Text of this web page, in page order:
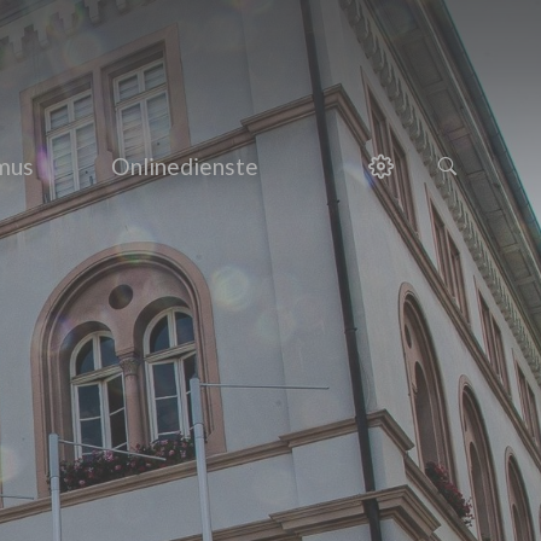
Onlinedienste